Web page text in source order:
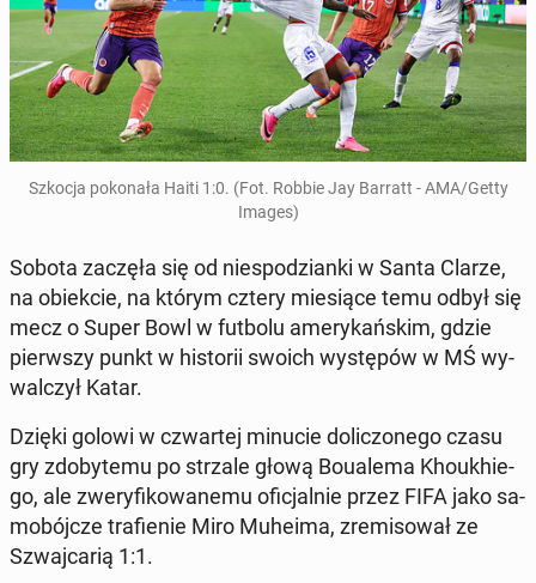
Szkocja po­ko­na­ła Haiti 1:0. (Fot. Robbie Jay Barratt - AMA/Getty
Images)
Sobota zaczęła się od nie­spo­dzian­ki w Santa Clarze,
na obiek­cie, na którym cztery mie­sią­ce temu odbył się
mecz o Super Bowl w futbolu ame­ry­kań­skim, gdzie
pierw­szy punkt w hi­sto­rii swoich wy­stę­pów w MŚ wy­
wal­czył Katar.
Dzięki golowi w czwar­tej minucie do­li­czo­ne­go czasu
gry zdo­by­te­mu po strzale głową Bo­uale­ma Kho­ukhie­
go, ale zwe­ry­fi­ko­wa­ne­mu ofi­cjal­nie przez FIFA jako sa­
mo­bój­cze tra­fie­nie Miro Muheima, zre­mi­so­wał ze
Szwaj­ca­rią 1:1.